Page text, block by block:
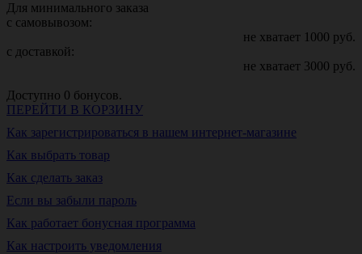
Для минимального заказа
с самовывозом:
не хватает 1000 руб.
с доставкой:
не хватает 3000 руб.
Доступно 0 бонусов.
ПЕРЕЙТИ В КОРЗИНУ
Как зарегистрироваться в нашем интернет-магазине
Как выбрать товар
Как сделать заказ
Если вы забыли пароль
Как работает бонусная программа
Как настроить уведомления